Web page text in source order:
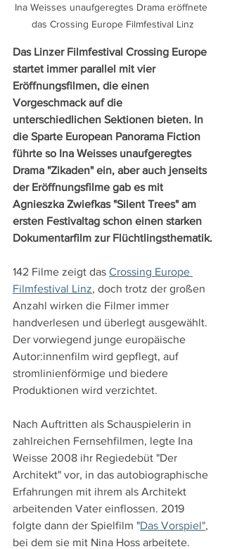
Ina Weisses unaufgeregtes Drama eröffnete
das Crossing Europe Filmfestival Linz
Das Linzer Filmfestival Crossing Europe
startet immer parallel mit vier
Eröffnungsfilmen, die einen
Vorgeschmack auf die
unterschiedlichen Sektionen bieten. In
die Sparte European Panorama Fiction
führte so Ina Weisses unaufgeregtes
Drama "Zikaden" ein, aber auch jenseits
der Eröffnungsfilme gab es mit
Agnieszka Zwiefkas "Silent Trees" am
ersten Festivaltag schon einen starken
Dokumentarfilm zur Flüchtlingsthematik.
142 Filme zeigt das Crossing Europe
Filmfestival Linz, doch trotz der großen
Anzahl wirken die Filmer immer
handverlesen und überlegt ausgewählt.
Der vorwiegend junge europäische
Autor:innenfilm wird gepflegt, auf
stromlinienförmige und biedere
Produktionen wird verzichtet.
Nach Auftritten als Schauspielerin in
zahlreichen Fernsehfilmen, legte Ina
Weisse 2008 ihr Regiedebüt "Der
Architekt" vor, in das autobiographische
Erfahrungen mit ihrem als Architekt
arbeitenden Vater einflossen. 2019
folgte dann der Spielfilm "Das Vorspiel",
bei dem sie mit Nina Hoss arbeitete.